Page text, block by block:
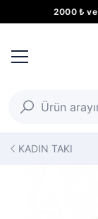
2000 ₺
KADIN TAKI